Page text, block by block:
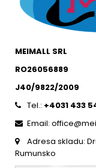
MEIMALL SRL
RO26056889
J40/9822/2009
Tel.: +4031 433
Email:
Adresa skladu:
Rumunsko